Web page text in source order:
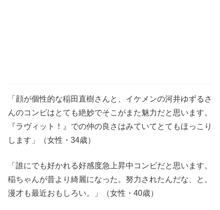
「顔が個性的な稲田直樹さんと、イケメンの河井ゆずるさ
んのコンビはとても絶妙でそこがまた魅力だと思います。
『ラヴィット！』での仲の良さはみていてとてもほっこり
します」（女性・34歳）
「誰にでも好かれる好感度急上昇中コンビだと思います。
稲ちゃんが昔より綺麗になった。努力されたんだな、と。
漫才も最近おもしろい。」（女性・40歳）